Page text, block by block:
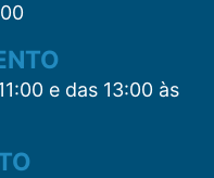
e das 13:00 às